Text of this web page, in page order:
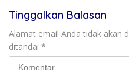
Tinggalkan Balasan
Alamat email Anda tidak akan
ditandai *